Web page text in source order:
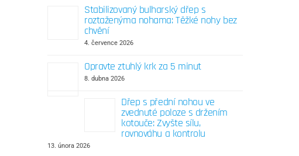
Stabilizovaný bulharský dřep s
roztaženýma nohama: Těžké nohy bez
chvění
4. července 2026
Opravte ztuhlý krk za 5 minut
8. dubna 2026
Dřep s přední nohou ve
zvednuté poloze s držením
kotouče: Zvyšte sílu,
rovnováhu a kontrolu
13. února 2026